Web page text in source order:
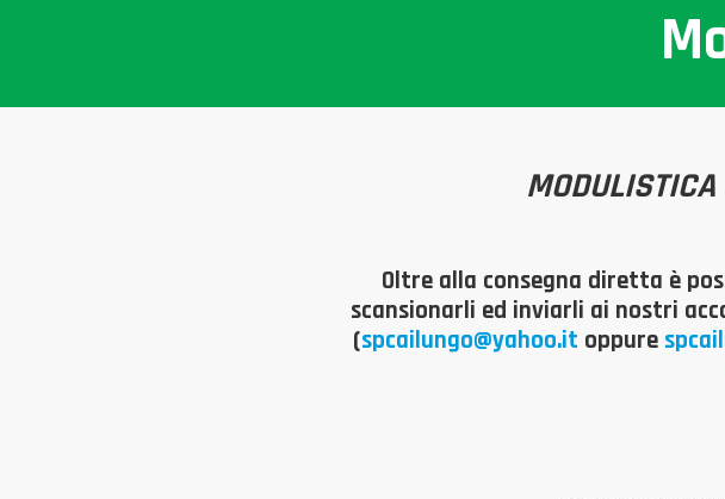
Oltre alla consegna diretta è
scansionarli ed inviarli ai nostri
(spcailungo@yahoo.it oppure